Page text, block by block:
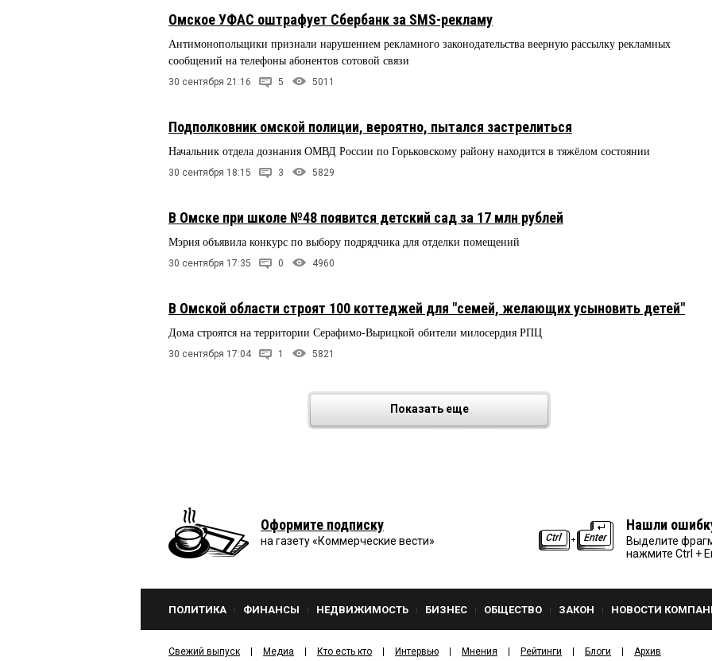
Омское УФАС оштрафует Сбербанк за SMS-рекламу
Антимонопольщики признали нарушением рекламного законодательства веерную рассылку рекламных
сообщений на телефоны абонентов сотовой связи
30 сентября 21:16 5 5011
Подполковник омской полиции, вероятно, пытался застрелиться
Начальник отдела дознания ОМВД России по Горьковскому району находится в тяжёлом состоянии
30 сентября 18:15 3 5829
В Омске при школе №48 появится детский сад за 17 млн рублей
Мэрия объявила конкурс по выбору подрядчика для отделки помещений
30 сентября 17:35 0 4960
В Омской области строят 100 коттеджей для "семей, желающих усыновить детей"
Дома строятся на территории Серафимо-Вырицкой обители милосердия РПЦ
30 сентября 17:04 1 5821
Показать еще
Оформите подписку
на газету «Коммерческие вести»
Нашли
Выделите
нажмите Ctrl +
ПОЛИТИКА ФИНАНСЫ НЕДВИЖИМОСТЬ БИЗНЕС ОБЩЕСТВО ЗАКОН НОВОСТИ
Свежий выпуск Медиа Кто есть кто Интервью Мнения Рейтинги Блоги Архив